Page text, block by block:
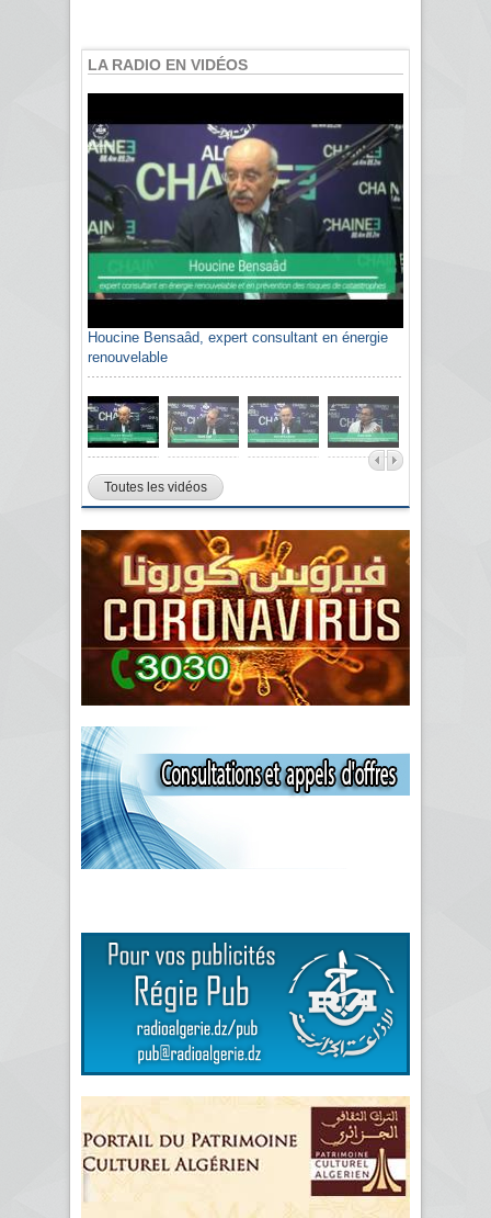
LA RADIO EN VIDÉOS
Houcine Bensaâd, expert consultant en énergie
renouvelable
Toutes les vidéos